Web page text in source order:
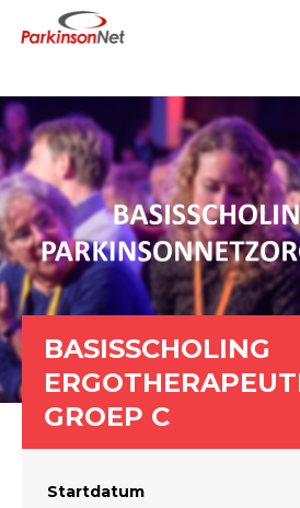
BASISSCHOLING
GROEP C
Startdatum